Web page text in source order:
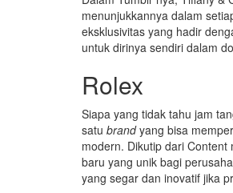
menunjukkannya dalam
eksklusivitas yang hadir
untuk dirinya sendiri dalam
Rolex
Siapa yang tidak tahu jam
satu brandyang bisa
modern. Dikutip dari
baru yang unik bagi
yang segar dan inovatif jika